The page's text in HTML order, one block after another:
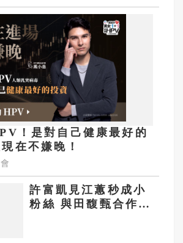
！是對自己健康最好的
在不嫌晚！
許富凱見江蕙秒成小
粉絲 與田馥甄合作田